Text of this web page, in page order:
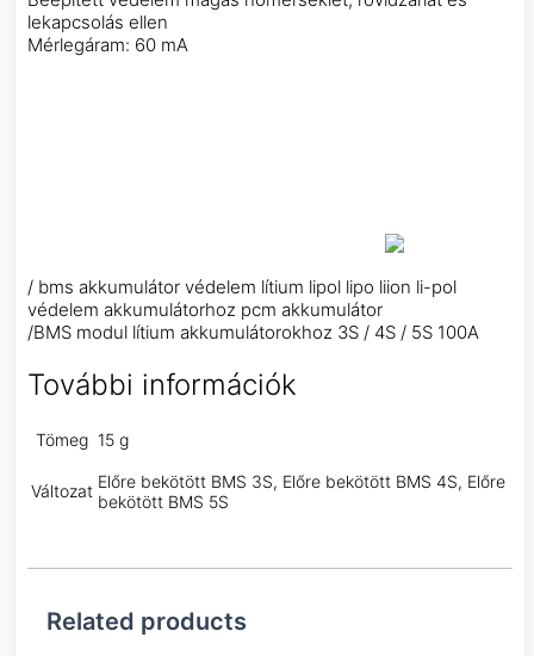
lekapcsolás ellen
Mérlegáram: 60 mA
/ bms akkumulátor védelem lítium lipol lipo liion li-pol
védelem akkumulátorhoz pcm akkumulátor
/BMS modul lítium akkumulátorokhoz 3S / 4S / 5S 100A
További információk
Tömeg 15 g
Változat Előre bekötött BMS 3S, Előre bekötött BMS 4S, Előre
bekötött BMS 5S
Related products